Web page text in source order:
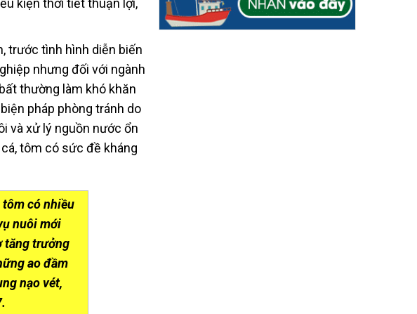
kiện thời tiết thuận lợi,
trước tình hình diễn biến
nhưng đối với ngành
thường làm khó khăn
pháp phòng tránh do
và xử lý nguồn nước ổn
tôm có sức đề kháng
tôm có nhiều
nuôi mới
tăng trưởng
ao đầm
nạo vét,